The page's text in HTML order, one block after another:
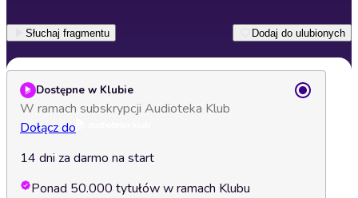
Słuchaj fragmentu Dodaj do ulubionych
Dostępne w Klubie
W ramach subskrypcji Audioteka Klub
Dołącz do
14 dni za darmo na start
Ponad 50.000 tytułów w ramach Klubu